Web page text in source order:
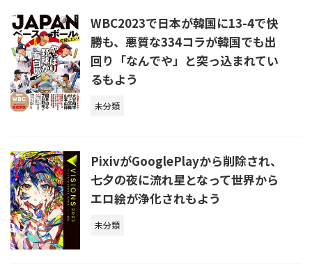
WBC2023で日本が韓国に13-4で快
勝も、悪質な334コラが韓国でも出
回り「なんでや」と突っ込まれてい
るもよう
未分類
PixivがGooglePlayから削除され、
七夕の夜に流れ星となって世界から
エロ絵が浄化されもよう
未分類